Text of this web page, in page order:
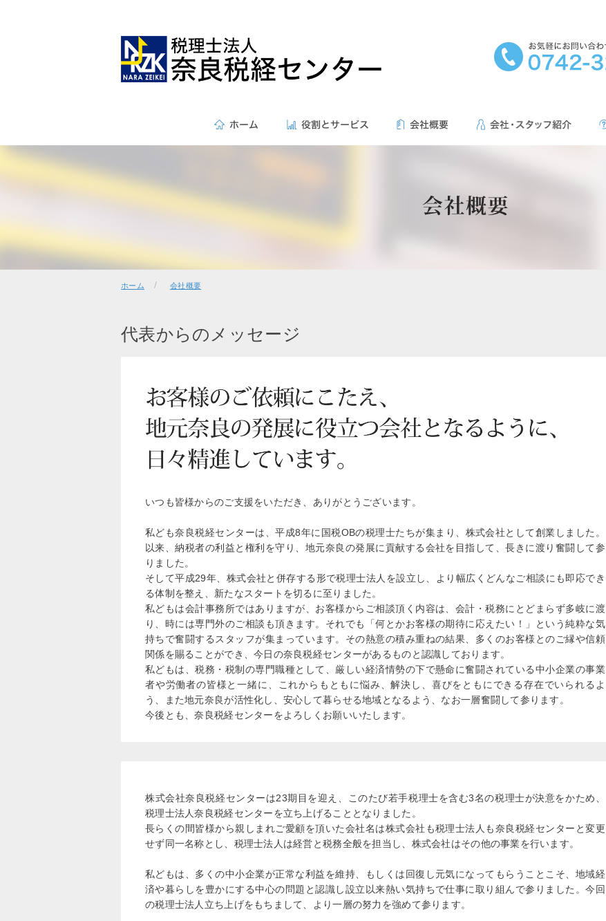
ホーム / 会社概要
代表からのメッセージ
いつも皆様からのご支援をいただき、ありがとうございます。
私ども奈良税経センターは、平成8年に国税OBの税理士たちが集まり、株式会社として創業しました。
以来、納税者の利益と権利を守り、地元奈良の発展に貢献する会社を目指して、長きに渡り奮闘して参
りました。
そして平成29年、株式会社と併存する形で税理士法人を設立し、より幅広くどんなご相談にも即応でき
る体制を整え、新たなスタートを切るに至りました。
私どもは会計事務所ではありますが、お客様からご相談頂く内容は、会計・税務にとどまらず多岐に渡
り、時には専門外のご相談も頂きます。それでも「何とかお客様の期待に応えたい！」という純粋な気
持ちで奮闘するスタッフが集まっています。その熱意の積み重ねの結果、多くのお客様とのご縁や信頼
関係を賜ることができ、今日の奈良税経センターがあるものと認識しております。
私どもは、税務・税制の専門職種として、厳しい経済情勢の下で懸命に奮闘されている中小企業の事業
者や労働者の皆様と一緒に、これからもともに悩み、解決し、喜びをともにできる存在でいられるよ
う、また地元奈良が活性化し、安心して暮らせる地域となるよう、なお一層奮闘して参ります。
今後とも、奈良税経センターをよろしくお願いいたします。
株式会社奈良税経センターは23期目を迎え、このたび若手税理士を含む3名の税理士が決意をかため、
税理士法人奈良税経センターを立ち上げることとなりました。
長らくの間皆様から親しまれご愛顧を頂いた会社名は株式会社も税理士法人も奈良税経センターと変更
せず同一名称とし、税理士法人は経営と税務全般を担当し、株式会社はその他の事業を行います。
私どもは、多くの中小企業が正常な利益を維持、もしくは回復し元気になってもらうことこそ、地域経
済や暮らしを豊かにする中心の問題と認識し設立以来熱い気持ちで仕事に取り組んで参りました。今回
の税理士法人立ち上げをもちまして、より一層の努力を強めて参ります。